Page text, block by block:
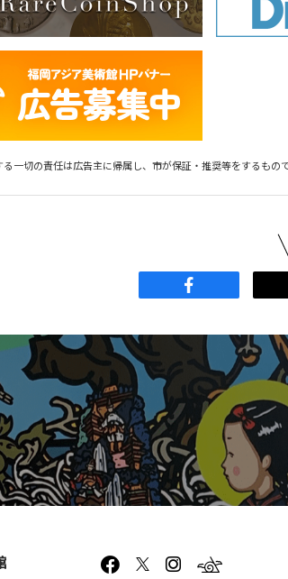
一切の責任は広告主に帰属し、市が保証・推奨等をするもの